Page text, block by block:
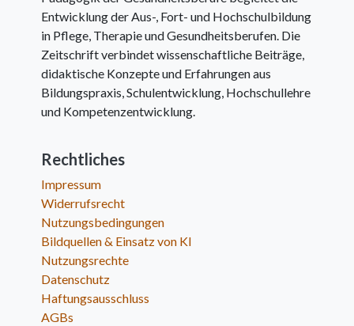
Entwicklung der Aus-, Fort- und Hochschulbildung
in Pflege, Therapie und Gesundheitsberufen. Die
Zeitschrift verbindet wissenschaftliche Beiträge,
didaktische Konzepte und Erfahrungen aus
Bildungspraxis, Schulentwicklung, Hochschullehre
und Kompetenzentwicklung.
Rechtliches
Impressum
Widerrufsrecht
Nutzungsbedingungen
Bildquellen & Einsatz von KI
Nutzungsrechte
Datenschutz
Haftungsausschluss
AGBs